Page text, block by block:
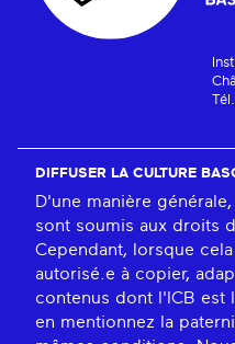
DIFFUSER LA CULTURE
D'une manière
sont soumis aux droits
Cependant, lorsque
autorisé.e à copier,
contenus dont l'ICB est
en mentionnez la